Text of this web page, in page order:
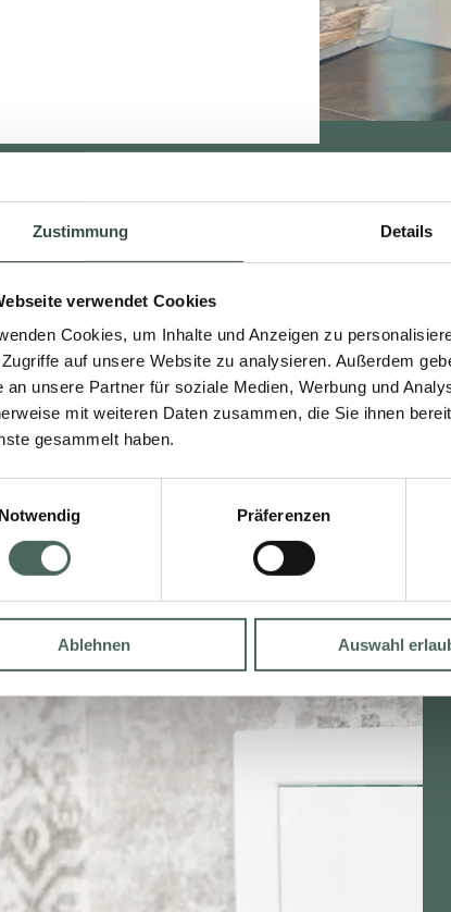
Zustimmung Details
verwendet Cookies
Cookies, um Inhalte und Anzeigen zu
auf unsere Website zu analysieren. Außerdem
an unsere Partner für soziale Medien, Werbung und
mit weiteren Daten zusammen, die Sie ihnen
gesammelt haben.
Notwendig
Präferenzen
Ablehnen Auswahl